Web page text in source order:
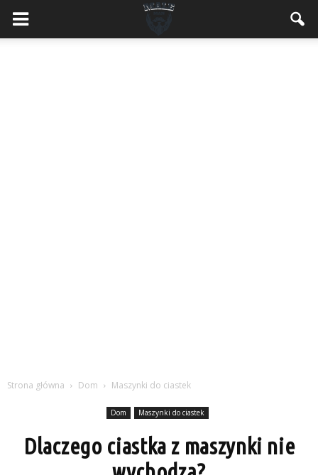
MaleMEN.pl
Strona główna Dom Maszynki do ciastek
Dom Maszynki do ciastek
Dlaczego ciastka z maszynki nie